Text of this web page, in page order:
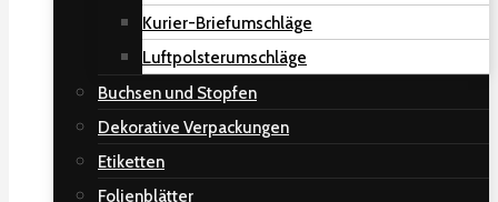
Kurier-Briefumschläge
Luftpolsterumschläge
Buchsen und Stopfen
Dekorative Verpackungen
Etiketten
Folienblätter